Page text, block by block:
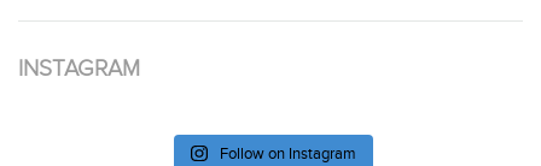
INSTAGRAM
Follow on Instagram